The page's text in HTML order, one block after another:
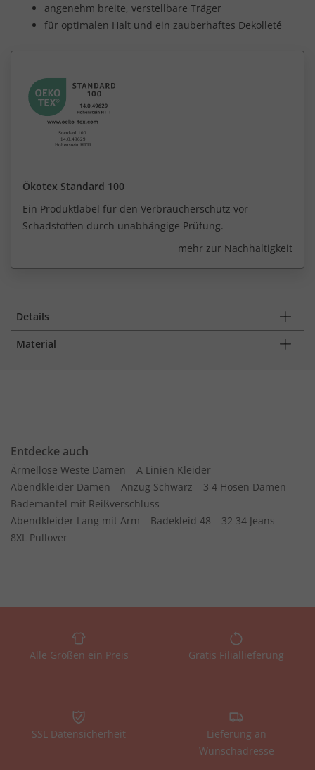
angenehm breite, verstellbare Träger
für optimalen Halt und ein zauberhaftes Dekolleté
Ökotex Standard 100
Ein Produktlabel für den Verbraucherschutz vor
Schadstoffen durch unabhängige Prüfung.
mehr zur Nachhaltigkeit
Details
Material
Entdecke auch
Ärmellose Weste Damen
A Linien Kleider
Abendkleider Damen
Anzug Schwarz
3 4 Hosen Damen
Bademantel mit Reißverschluss
Abendkleider Lang mit Arm
Badekleid 48
32 34 Jeans
8XL Pullover
Alle Größen ein Preis Gratis Filiallieferung
SSL Datensicherheit
Lieferung an
Wunschadresse